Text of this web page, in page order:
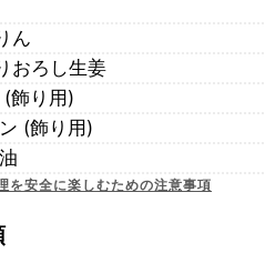
ん
おろし生姜
(飾り用)
(飾り用)
を安全に楽しむための注意事項